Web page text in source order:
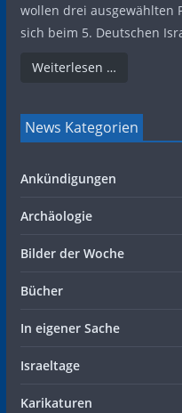
wollen drei ausgewählten
sich beim 5. Deutschen
Weiterlesen …
News Kategorien
Ankündigungen
Archäologie
Bilder der Woche
Bücher
In eigener Sache
Israeltage
Karikaturen